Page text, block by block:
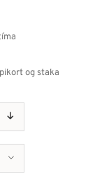
og staka